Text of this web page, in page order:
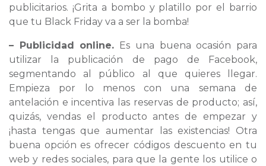
publicitarios. ¡Grita a bombo y platillo por el barrio
que tu Black Friday va a ser la bomba!
– Publicidad online. Es una buena ocasión para
utilizar la publicación de pago de Facebook,
segmentando al público al que quieres llegar.
Empieza por lo menos con una semana de
antelación e incentiva las reservas de producto; así,
quizás, vendas el producto antes de empezar y
¡hasta tengas que aumentar las existencias! Otra
buena opción es ofrecer códigos descuento en tu
web y redes sociales, para que la gente los utilice o